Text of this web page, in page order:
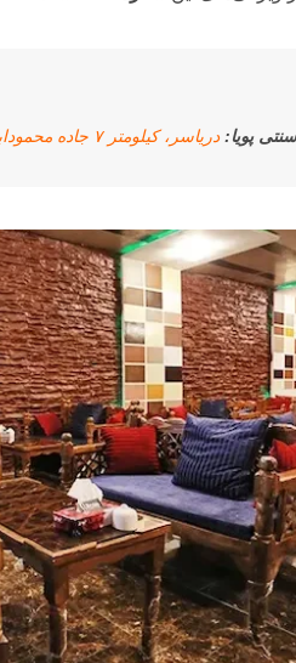
پویا: دریاسر، کیلومتر ۷ جاده محموداباد به بابلسر.